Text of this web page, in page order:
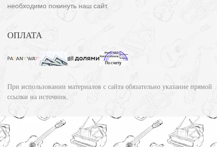
необходимо покинуть наш сайт.
ОПЛАТА
При использовании материалов с сайта обязательно указание прямой
ссылки на источник.